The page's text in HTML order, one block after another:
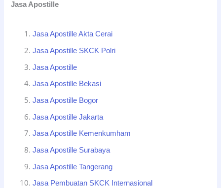
Jasa Apostille
Jasa Apostille Akta Cerai
Jasa Apostille SKCK Polri
Jasa Apostille
Jasa Apostille Bekasi
Jasa Apostille Bogor
Jasa Apostille Jakarta
Jasa Apostille Kemenkumham
Jasa Apostille Surabaya
Jasa Apostille Tangerang
Jasa Pembuatan SKCK Internasional